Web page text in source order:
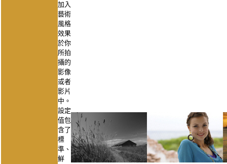
加入
藝術
風格
效果
於你
所拍
攝的
影像
或者
影片
中。
設定
值包
含了
標
準、
鮮